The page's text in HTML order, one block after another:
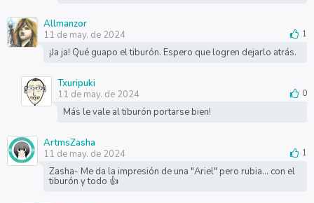
Allmanzor
11 de may. de 2024
1
¡Ja ja! Qué guapo el tiburón. Espero que logren dejarlo atrás.
Txuripuki
11 de may. de 2024
0
Más le vale al tiburón portarse bien!
ArtmsZasha
11 de may. de 2024
1
Zasha- Me da la impresión de una "Ariel" pero rubia... con el
tiburón y todo 👍